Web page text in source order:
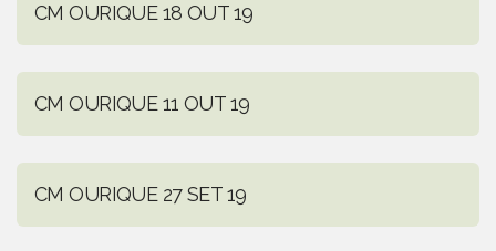
CM OURIQUE 18 OUT 19
CM OURIQUE 11 OUT 19
CM OURIQUE 27 SET 19